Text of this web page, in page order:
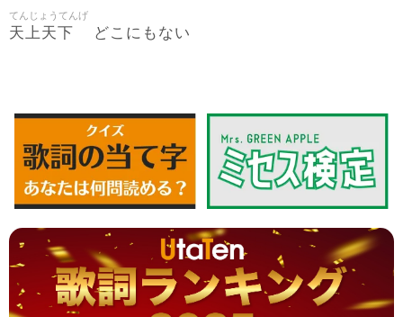
天上天下
てんじょうてんげ
どこにもない